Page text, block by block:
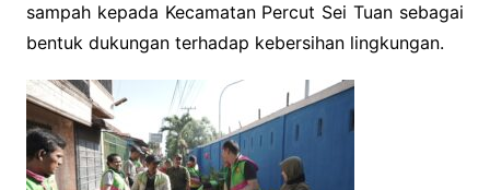
sampah kepada Kecamatan Percut Sei Tuan sebagai
bentuk dukungan terhadap kebersihan lingkungan.